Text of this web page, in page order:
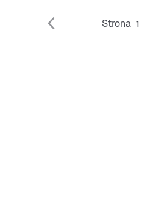
Strona 1